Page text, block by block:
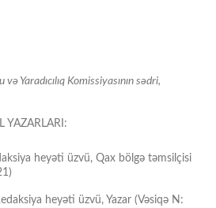
Yaradıcılıq Komissiyasının sədri,
YAZARLARI:
heyəti üzvü, Qax bölgə təmsilçisi
heyəti üzvü, Yazar (Vəsiqə N: